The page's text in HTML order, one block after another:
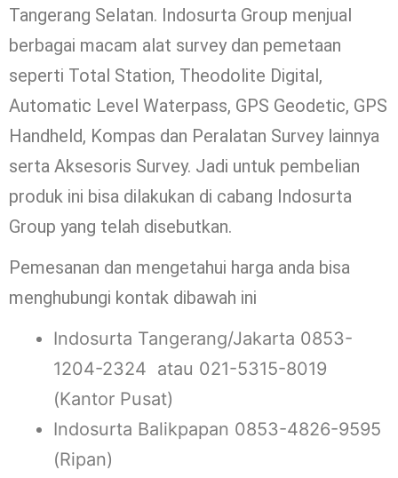
Tangerang Selatan. Indosurta Group menjual
berbagai macam alat survey dan pemetaan
seperti Total Station, Theodolite Digital,
Automatic Level Waterpass, GPS Geodetic, GPS
Handheld, Kompas dan Peralatan Survey lainnya
serta Aksesoris Survey. Jadi untuk pembelian
produk ini bisa dilakukan di cabang Indosurta
Group yang telah disebutkan.
Pemesanan dan mengetahui harga anda bisa
menghubungi kontak dibawah ini
Indosurta Tangerang/Jakarta 0853-
1204-2324 atau 021-5315-8019
(Kantor Pusat)
Indosurta Balikpapan 0853-4826-9595
(Ripan)